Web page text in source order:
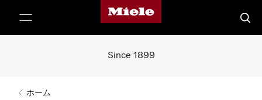
Mieleのホームページ
検索
Since 1899
ホーム